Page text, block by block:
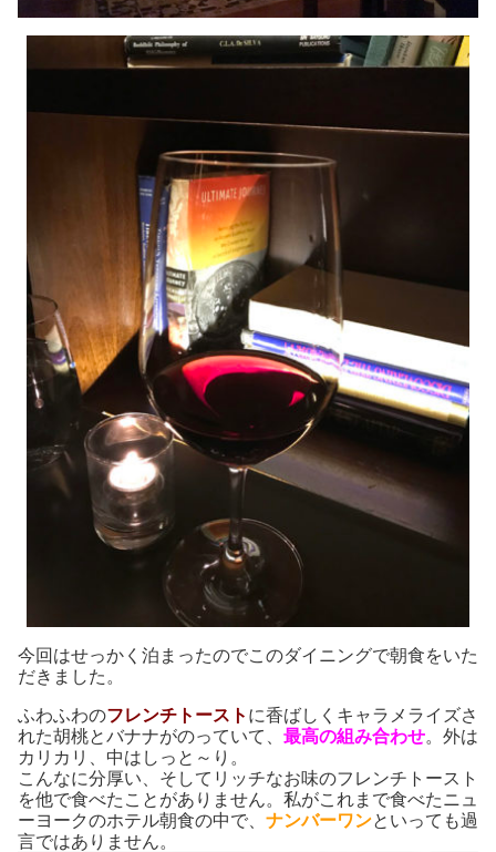
今回はせっかく泊まったのでこのダイニングで朝食をいた
だきました。
ふわふわのフレンチトースト に香ばしくキャラメライズさ
れた胡桃とバナナがのっていて、 最高の組み合わせ。外は
カリカリ、中はしっと～り。
こんなに分厚い、そしてリッチなお味のフレンチトースト
を他で食べたことがありません。私がこれまで食べたニュ
ーヨークのホテル朝食の中で、 ナンバーワンといっても過
言ではありません。